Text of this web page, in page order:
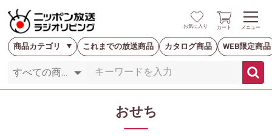
お気に入り カート メニュー
商品カテゴリ これまでの放送商品 カタログ商品 WEB限定商品
おせち